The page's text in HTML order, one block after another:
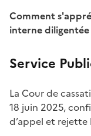
Comment
interne
Service
La Cour de
18 juin 2025,
d’appel et